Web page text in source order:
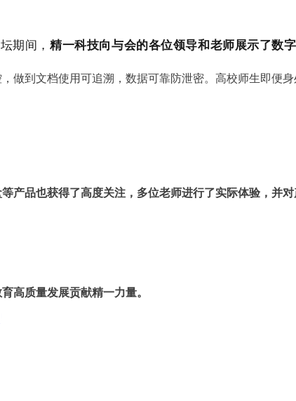
期间，精一科技向与会的各位领导和老师展示了数
做到文档使用可追溯，数据可靠防泄密。高校师生即便
品也获得了高度关注，多位老师进行了实际体验，并对
高质量发展贡献精一力量。